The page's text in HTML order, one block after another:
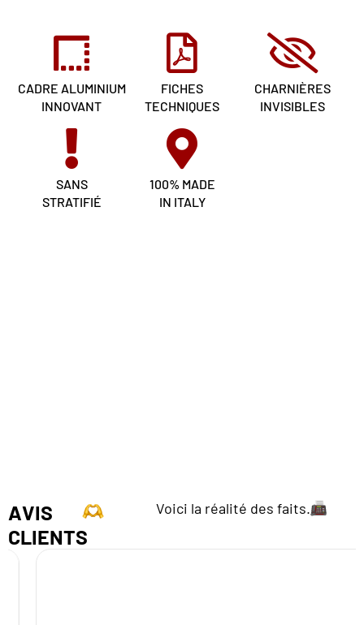
CADRE ALUMINIUM
INNOVANT
FICHES
TECHNIQUES
CHARNIÈRES
INVISIBLES
SANS
STRATIFIÉ
100% MADE
IN ITALY
AVIS
CLIENTS
Voici la réalité des faits.